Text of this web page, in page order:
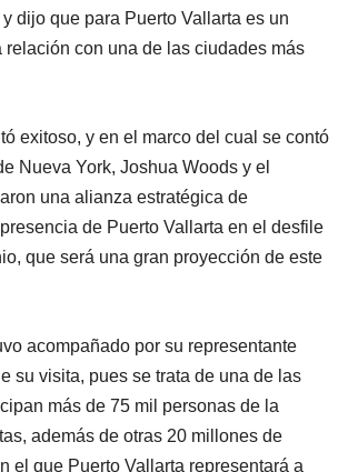
dijo que para Puerto Vallarta es un
con una de las ciudades más
exitoso, y en el marco del cual se contó
Nueva York, Joshua Woods y el
una alianza estratégica de
de Puerto Vallarta en el desfile
que será una gran proyección de este
acompañado por su representante
su visita, pues se trata de una de las
más de 75 mil personas de la
además de otras 20 millones de
el que Puerto Vallarta representará a